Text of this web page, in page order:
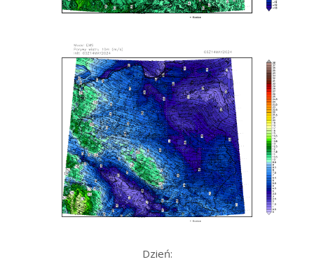
Dzień: